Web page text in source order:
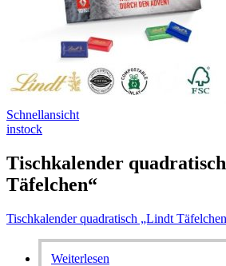
Schnellansicht
instock
Tischkalender
Täfelchen“
Tischkalender quadratisch „Lindt
Weiterlesen